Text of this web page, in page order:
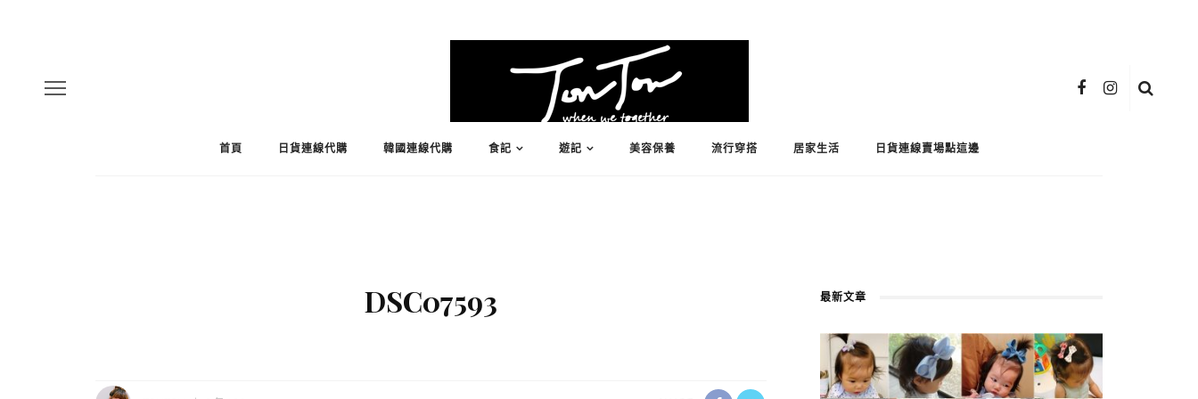
首頁 日貨連線代購 韓國連線代購 食記 遊記 美容保養 流行穿搭 居家生活 日貨連線賣場點這邊
DSC07593 最新文章